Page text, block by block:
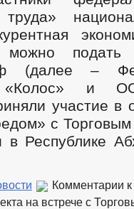
коррупции, для
и обязательствах
служебному поведению и
коррупции
труда»
можно подать
(далее –
и
участие в
с
в Республике
Комментарии
на встрече с